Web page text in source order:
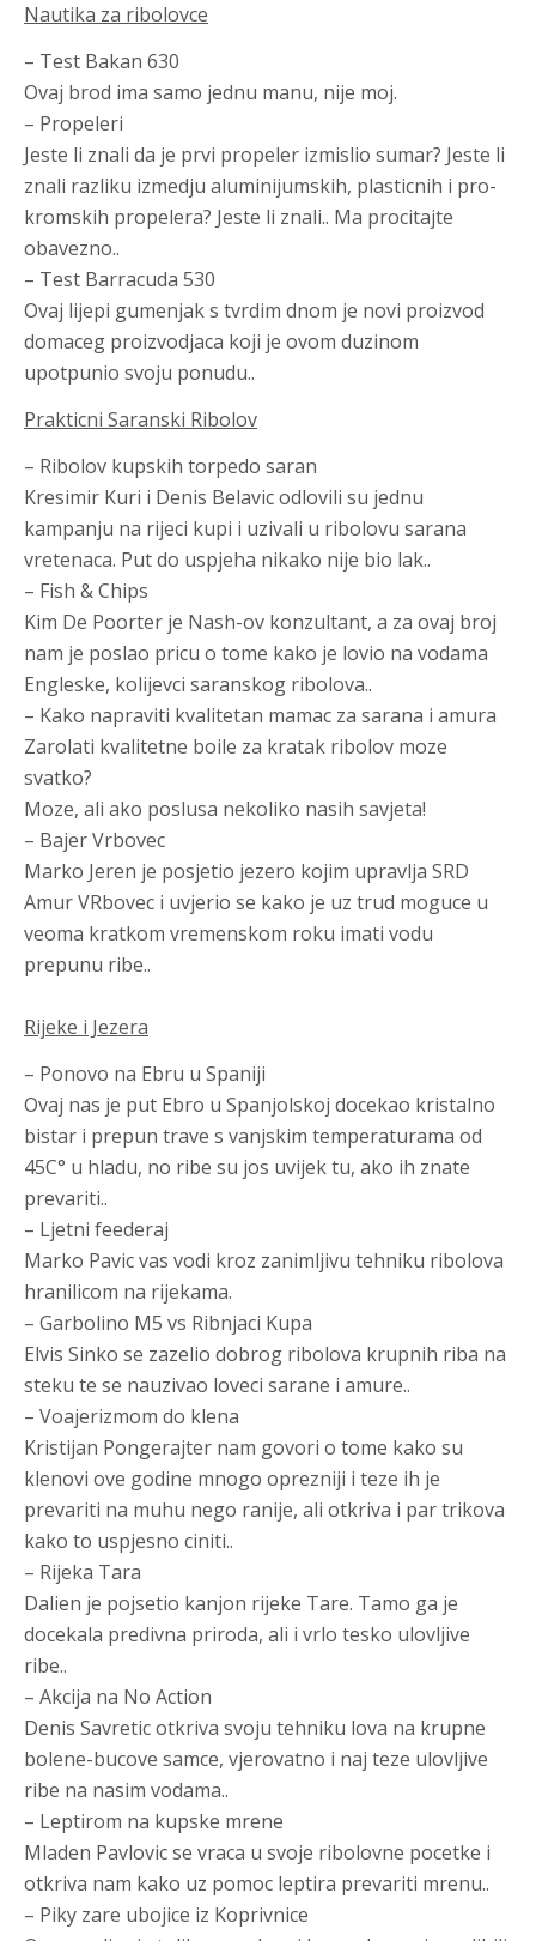
Nautika za ribolovce
– Test Bakan 630
Ovaj brod ima samo jednu manu, nije moj.
– Propeleri
Jeste li znali da je prvi propeler izmislio sumar? Jeste li
znali razliku izmedju aluminijumskih, plasticnih i pro-
kromskih propelera? Jeste li znali.. Ma procitajte
obavezno..
– Test Barracuda 530
Ovaj lijepi gumenjak s tvrdim dnom je novi proizvod
domaceg proizvodjaca koji je ovom duzinom
upotpunio svoju ponudu..
Prakticni Saranski Ribolov
– Ribolov kupskih torpedo saran
Kresimir Kuri i Denis Belavic odlovili su jednu
kampanju na rijeci kupi i uzivali u ribolovu sarana
vretenaca. Put do uspjeha nikako nije bio lak..
– Fish & Chips
Kim De Poorter je Nash-ov konzultant, a za ovaj broj
nam je poslao pricu o tome kako je lovio na vodama
Engleske, kolijevci saranskog ribolova..
– Kako napraviti kvalitetan mamac za sarana i amura
Zarolati kvalitetne boile za kratak ribolov moze
svatko?
Moze, ali ako poslusa nekoliko nasih savjeta!
– Bajer Vrbovec
Marko Jeren je posjetio jezero kojim upravlja SRD
Amur VRbovec i uvjerio se kako je uz trud moguce u
veoma kratkom vremenskom roku imati vodu
prepunu ribe..
Rijeke i Jezera
– Ponovo na Ebru u Spaniji
Ovaj nas je put Ebro u Spanjolskoj docekao kristalno
bistar i prepun trave s vanjskim temperaturama od
45C° u hladu, no ribe su jos uvijek tu, ako ih znate
prevariti..
– Ljetni feederaj
Marko Pavic vas vodi kroz zanimljivu tehniku ribolova
hranilicom na rijekama.
– Garbolino M5 vs Ribnjaci Kupa
Elvis Sinko se zazelio dobrog ribolova krupnih riba na
steku te se nauzivao loveci sarane i amure..
– Voajerizmom do klena
Kristijan Pongerajter nam govori o tome kako su
klenovi ove godine mnogo oprezniji i teze ih je
prevariti na muhu nego ranije, ali otkriva i par trikova
kako to uspjesno ciniti..
– Rijeka Tara
Dalien je pojsetio kanjon rijeke Tare. Tamo ga je
docekala predivna priroda, ali i vrlo tesko ulovljive
ribe..
– Akcija na No Action
Denis Savretic otkriva svoju tehniku lova na krupne
bolene-bucove samce, vjerovatno i naj teze ulovljive
ribe na nasim vodama..
– Leptirom na kupske mrene
Mladen Pavlovic se vraca u svoje ribolovne pocetke i
otkriva nam kako uz pomoc leptira prevariti mrenu..
– Piky zare ubojice iz Koprivnice